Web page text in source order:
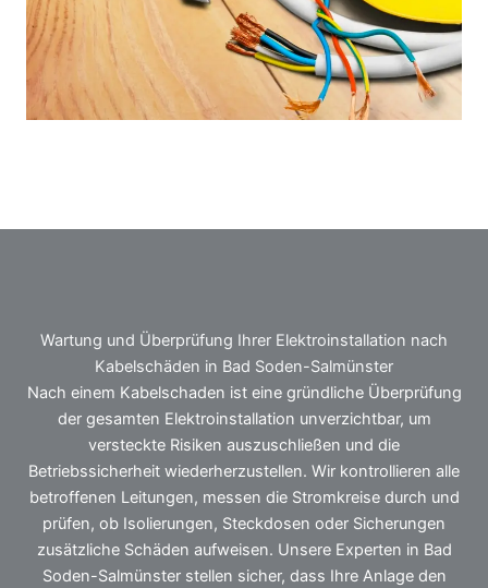
Wartung und Überprüfung Ihrer Elektroinstallation nach
Kabelschäden in Bad Soden-Salmünster
Nach einem Kabelschaden ist eine gründliche Überprüfung
der gesamten Elektroinstallation unverzichtbar, um
versteckte Risiken auszuschließen und die
Betriebssicherheit wiederherzustellen. Wir kontrollieren alle
betroffenen Leitungen, messen die Stromkreise durch und
prüfen, ob Isolierungen, Steckdosen oder Sicherungen
zusätzliche Schäden aufweisen. Unsere Experten in Bad
Soden-Salmünster stellen sicher, dass Ihre Anlage den